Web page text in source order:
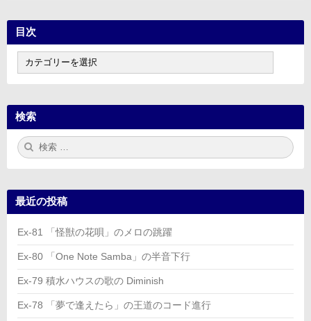
目次
次
検索
検
索:
最近の投稿
Ex-81 「怪獣の花唄」のメロの跳躍
Ex-80 「One Note Samba」の半音下行
Ex-79 積水ハウスの歌の Diminish
Ex-78 「夢で逢えたら」の王道のコード進行